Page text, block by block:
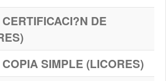
DE
SIMPLE (LICORES)